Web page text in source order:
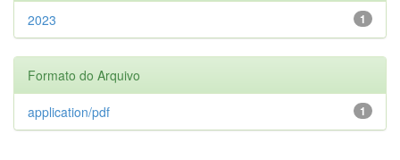
1
2023
Formato do Arquivo
1
application/pdf